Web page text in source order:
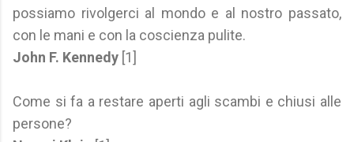
possiamo rivolgerci al mondo e al nostro passato,
con le mani e con la coscienza pulite.
John F. Kennedy [1]
Come si fa a restare aperti agli scambi e chiusi alle
persone?